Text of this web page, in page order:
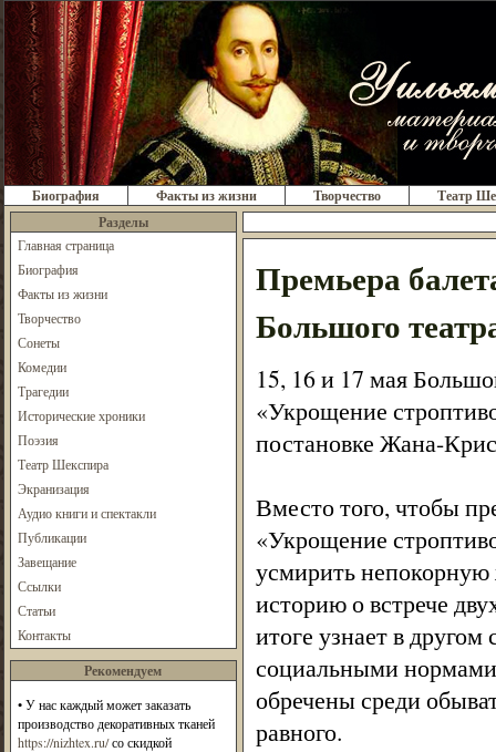
Биография Факты из жизни Творчество
Театр
Разделы
Главная страница
Биография
Факты из жизни
Творчество
Сонеты
Комедии
Трагедии
Исторические хроники
Поэзия
Театр Шекспира
Экранизация
Аудио книги и спектакли
Публикации
Завещание
Ссылки
Статьи
Контакты
Рекомендуем
•У нас каждый может заказать
производство декоративных тканей
https://nizhtex.ru/со скидкой
Премьера
Большого
15, 16 и 17 мая
«Укрощение
постановке Жана-
Вместо того, чтобы
«Укрощение
усмирить непокорную
историю о встрече
итоге узнает в
социальными
обречены среди
равного.